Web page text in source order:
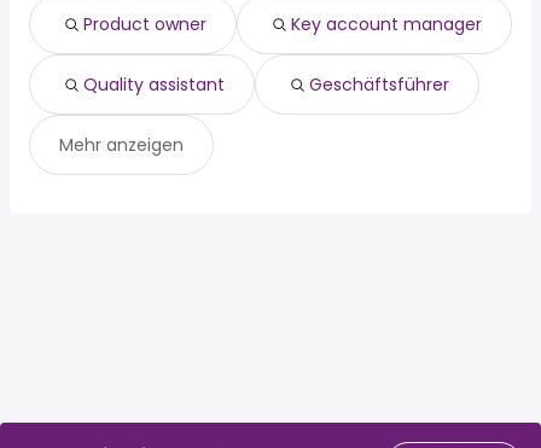
Product owner Key account manager
Quality assistant Geschäftsführer
Mehr anzeigen